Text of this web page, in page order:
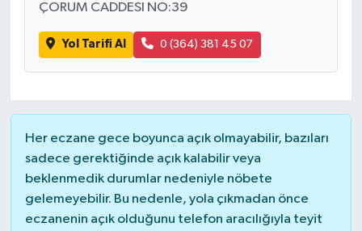
ÇORUM CADDESI NO:39
Yol Tarifi Al 0 (364) 381 45 07
Her eczane gece boyunca açık olmayabilir, bazıları
sadece gerektiğinde açık kalabilir veya
beklenmedik durumlar nedeniyle nöbete
gelemeyebilir. Bu nedenle, yola çıkmadan önce
eczanenin açık olduğunu telefon aracılığıyla teyit